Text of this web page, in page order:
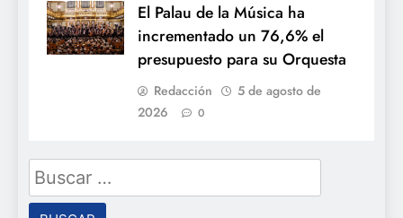
El Palau de la Música ha
incrementado un 76,6% el
presupuesto para su Orquesta
Redacción
5 de agosto de
2026
0
Buscar: